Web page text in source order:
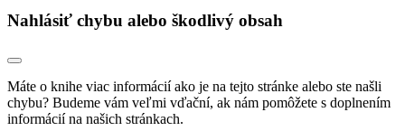
Nahlásiť chybu alebo škodlivý obsah
Máte o knihe viac informácií ako je na tejto stránke alebo ste našli
chybu? Budeme vám veľmi vďační, ak nám pomôžete s doplnením
informácií na našich stránkach.